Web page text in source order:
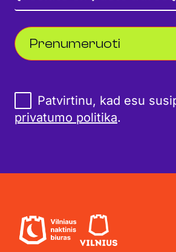
Prenumeruoti
Patvirtinu, kad esu
privatumo politika.